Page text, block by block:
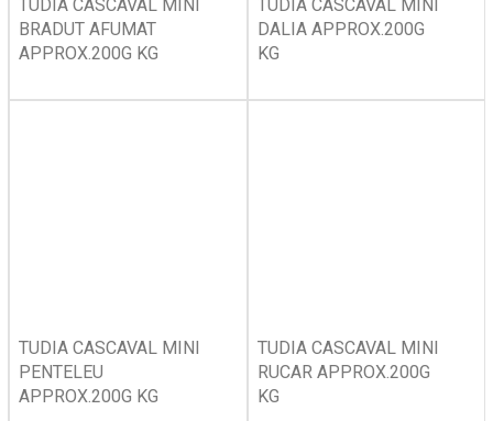
TUDIA CASCAVAL MINI
BRADUT AFUMAT
APPROX.200G KG
TUDIA CASCAVAL MINI
DALIA APPROX.200G
KG
TUDIA CASCAVAL MINI
PENTELEU
APPROX.200G KG
TUDIA CASCAVAL MINI
RUCAR APPROX.200G
KG